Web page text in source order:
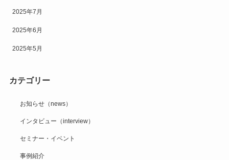
2025年7月
2025年6月
2025年5月
カテゴリー
お知らせ（news）
インタビュー（interview）
セミナー・イベント
事例紹介